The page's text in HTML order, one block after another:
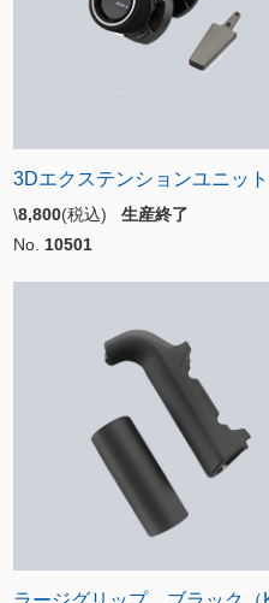
3Dエクステンションユニット
\8,800(税込) 生産終了
No. 10501